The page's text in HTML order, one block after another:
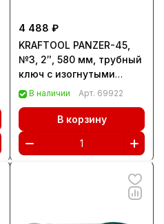
4 488 ₽
KRAFTOOL PANZER-45,
№3, 2″, 580 мм, трубный
ключ с изогнутыми
губками (2735-20)
В наличии Арт. 69922
В корзину